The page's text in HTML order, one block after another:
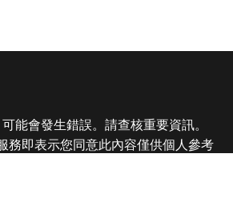
能會發生錯誤。請查核重要資訊。
務即表示您同意此內容僅供個人參考